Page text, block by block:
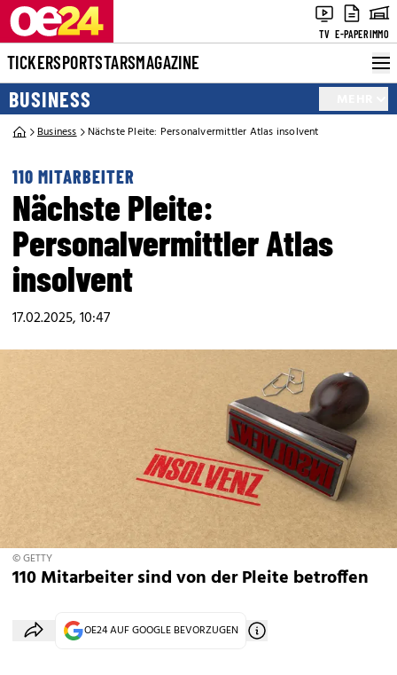
TV E-PAPERIMMO
TICKERSPORTSTARSMAGAZINE
BUSINESS
Business Nächste Pleite: Personalvermittler Atlas insolvent
110 MITARBEITER
Nächste Pleite:
Personalvermittler Atlas
insolvent
17.02.2025, 10:47
© GETTY
110 Mitarbeiter sind von der Pleite betroffen
OE24 AUF GOOGLE BEVORZUGEN